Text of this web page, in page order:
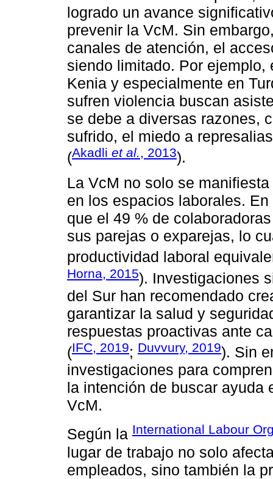
logrado un avance
prevenir la VcM. Sin
canales de atención, el
siendo limitado. Por
Kenia y especialmente en
sufren violencia buscan
se debe a diversas razones,
sufrido, el miedo a
(Akadli et al., 2013).
La VcM no solo se
en los espacios laborales.
que el 49 % de
sus parejas o exparejas, lo
productividad laboral
Horna, 2015). Investigaciones
del Sur han recomendado
garantizar la salud y
respuestas proactivas ante
(IFC, 2019; Duvvury, 2019). Sin
investigaciones para
la intención de buscar ayuda
VcM.
Según la International Labour
lugar de trabajo no solo
empleados, sino también la